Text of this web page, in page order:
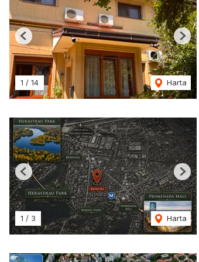
1 / 14 Harta
Previous Next
1 / 3 Harta
Previous Next